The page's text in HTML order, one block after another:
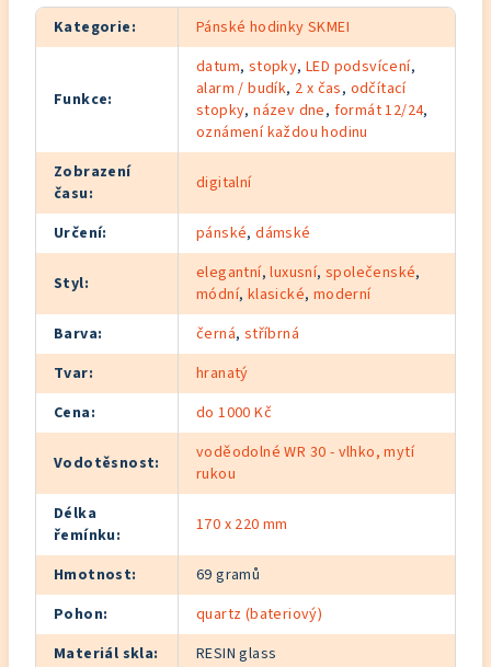
Kategorie: Pánské hodinky SKMEI
Funkce:
datum, stopky,LED podsvícení,
alarm / budík, 2 x čas, odčítací
stopky,název dne, formát 12/24,
oznámení každou hodinu
Zobrazení
času: digitalní
Určení: pánské,dámské
Styl: elegantní,luxusní,společenské,
módní, klasické, moderní
Barva: černá, stříbrná
Tvar:
hranatý
Cena: do 1000 Kč
Vodotěsnost:
voděodolné WR 30 - vlhko, mytí
rukou
Délka
řemínku: 170 x 220 mm
Hmotnost:
69 gramů
Pohon:
quartz (bateriový)
Materiál skla:
RESIN glass